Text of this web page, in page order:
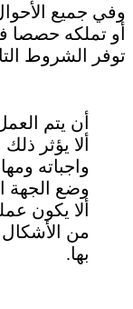
وفي جميع
أو تملكه
توفر الشروط
أن يتم
ألا يؤثر
واجباته
وضع الجهة
ألا يكون
من الأشكال
بها.